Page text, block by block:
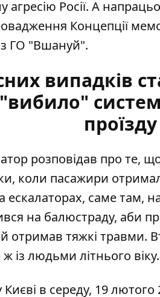
агресію Росії. А
Концепції
з ГО "Вшануй".
випадків
"вибило"
проїзду
розповідав про те,
, коли пасажири
ескалаторах, саме там,
на балюстраду, аби
отримав тяжкі травми.
із людьми літнього віку.
в середу, 19 лютого